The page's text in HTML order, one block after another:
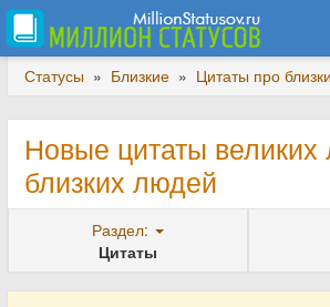
Статусы » Близкие » Цитаты про
Новые цитаты
близких людей
Раздел:
Цитаты